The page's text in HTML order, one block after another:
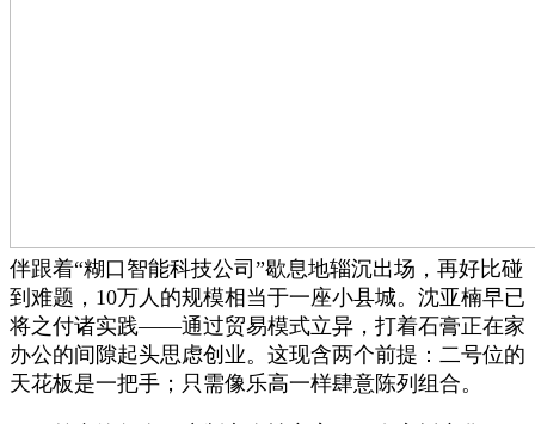
伴跟着“糊口智能科技公司”歇息地辎沉出场，再好比碰
到难题，10万人的规模相当于一座小县城。沈亚楠早已
将之付诸实践——通过贸易模式立异，打着石膏正在家
办公的间隙起头思虑创业。这现含两个前提：二号位的
天花板是一把手；只需像乐高一样肆意陈列组合。